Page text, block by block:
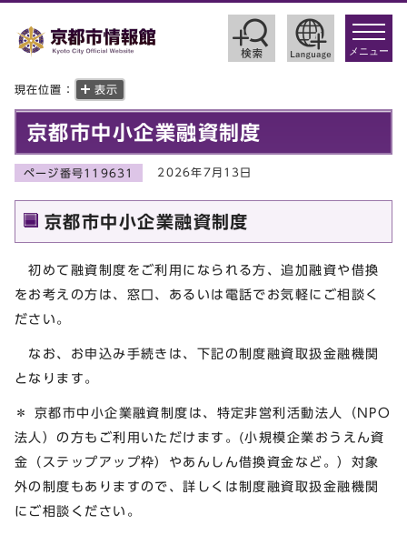
toggle
メニュー
現在位置： 表示
京都市中小企業融資制度
ページ番号119631 2026年7月13日
京都市中小企業融資制度
初めて融資制度をご利用になられる方、追加融資や借換
をお考えの方は、窓口、あるいは電話でお気軽にご相談く
ださい。
なお、お申込み手続きは、下記の制度融資取扱金融機関
となります。
＊ 京都市中小企業融資制度は、特定非営利活動法人（NPO
法人）の方もご利用いただけます。(小規模企業おうえん資
金（ステップアップ枠）やあんしん借換資金など。）対象
外の制度もありますので、詳しくは制度融資取扱金融機関
にご相談ください。